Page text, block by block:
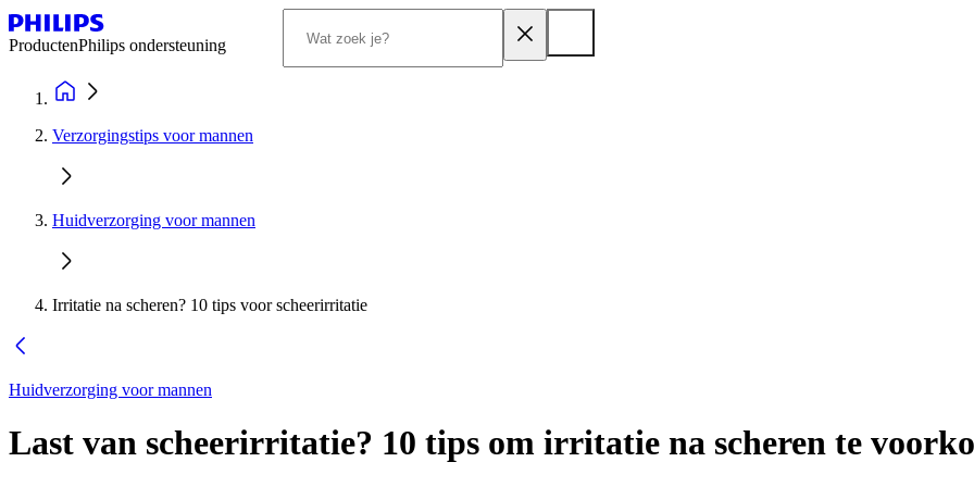
ProductenPhilips ondersteuning
Verzorgingstips voor mannen
Huidverzorging voor mannen
Irritatie na scheren? 10 tips voor scheerirritatie
Huidverzorging voor mannen
Last van scheerirritatie? 10 tips om irritatie na scheren te